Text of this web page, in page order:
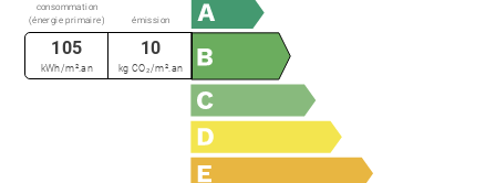
consommation
(énergie primaire)
émission
105
kWh/m².an
10
kg CO₂/m².an